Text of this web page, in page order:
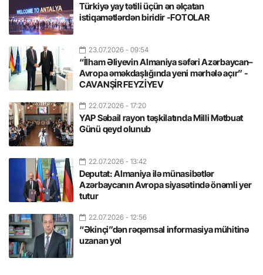
Türkiyə yay tətili üçün ən əlçatan
istiqamətlərdən biridir -FOTOLAR
23.07.2026 - 09:54
“İlham Əliyevin Almaniya səfəri Azərbaycan–
Avropa əməkdaşlığında yeni mərhələ açır” -
CAVANŞİR FEYZİYEV
22.07.2026 - 17:20
YAP Səbail rayon təşkilatında Milli Mətbuat
Günü qeyd olunub
22.07.2026 - 13:42
Deputat: Almaniya ilə münasibətlər
Azərbaycanın Avropa siyasətində önəmli yer
tutur
22.07.2026 - 12:56
“Əkinçi”dən rəqəmsal informasiya mühitinə
uzanan yol